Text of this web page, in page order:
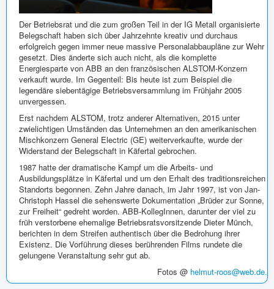
Der Betriebsrat und die zum großen Teil in der IG Metall organisierte
Belegschaft haben sich über Jahrzehnte kreativ und durchaus
erfolgreich gegen immer neue massive Personalabbaupläne zur Wehr
gesetzt. Dies änderte sich auch nicht, als die komplette
Energiesparte von ABB an den französischen ALSTOM-Konzern
verkauft wurde. Im Gegenteil: Bis heute ist zum Beispiel die
legendäre siebentägige Betriebsversammlung im Frühjahr 2005
unvergessen.
Erst nachdem ALSTOM, trotz anderer Alternativen, 2015 unter
zwielichtigen Umständen das Unternehmen an den amerikanischen
Mischkonzern General Electric (GE) weiterverkaufte, wurde der
Widerstand der Belegschaft in Käfertal gebrochen.
1987 hatte der dramatische Kampf um die Arbeits- und
Ausbildungsplätze in Käfertal und um den Erhalt des traditionsreichen
Standorts begonnen. Zehn Jahre danach, im Jahr 1997, ist von Jan-
Christoph Hassel die sehenswerte Dokumentation „Brüder zur Sonne,
zur Freiheit“ gedreht worden. ABB-KollegInnen, darunter der viel zu
früh verstorbene ehemalige Betriebsratsvorsitzende Dieter Münch,
berichten in dem Streifen authentisch über die Bedrohung ihrer
Existenz. Die Vorführung dieses berührenden Films rundete die
gelungene Veranstaltung sehr gut ab.
Fotos @ helmut-roos@web.de.